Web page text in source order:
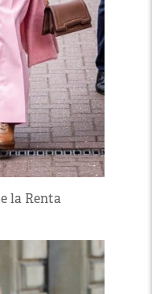
la Renta